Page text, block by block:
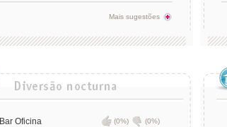
Mais sugestões
Bar Oficina (0%) (0%)